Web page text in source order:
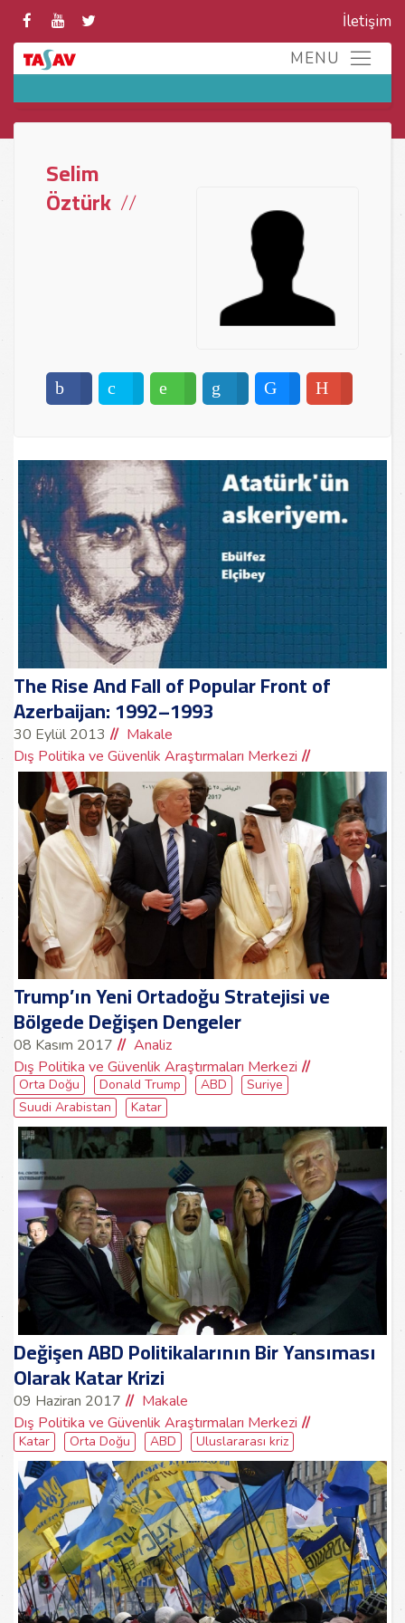
İletişim
Selim
Öztürk
The Rise And Fall of Popular Front of
Azerbaijan: 1992–1993
30 Eylül 2013
Makale
Dış Politika ve Güvenlik Araştırmaları Merkezi
Trump’ın Yeni Ortadoğu Stratejisi ve
Bölgede Değişen Dengeler
08 Kasım 2017
Analiz
Dış Politika ve Güvenlik Araştırmaları Merkezi
Orta Doğu Donald Trump ABD
Suriye
Suudi Arabistan
Katar
Değişen ABD Politikalarının Bir Yansıması
Olarak Katar Krizi
09 Haziran 2017
Makale
Dış Politika ve Güvenlik Araştırmaları Merkezi
Katar Orta Doğu ABD Uluslararası kriz